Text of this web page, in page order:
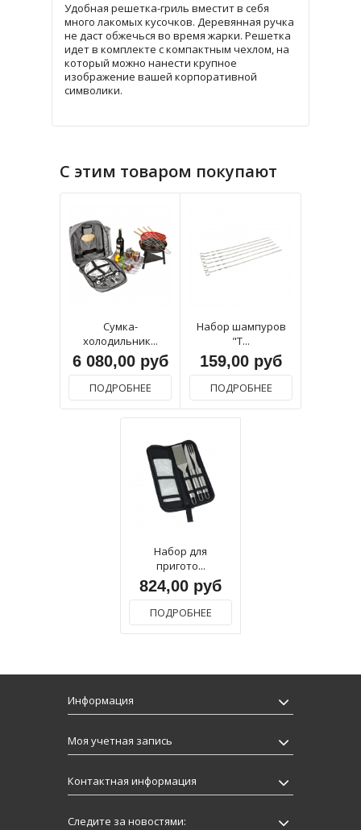
Удобная решетка-гриль вместит в себя
много лакомых кусочков. Деревянная ручка
не даст обжечься во время жарки. Решетка
идет в комплекте с компактным чехлом, на
который можно нанести крупное
изображение вашей корпоративной
символики.
С этим товаром покупают
Сумка-
холодильник...
6 080,00 руб
ПОДРОБНЕЕ
Набор шампуров
"Т...
159,00 руб
ПОДРОБНЕЕ
Набор для
пригото...
824,00 руб
ПОДРОБНЕЕ
Информация
Моя учетная запись
Контактная информация
Следите за новостями: